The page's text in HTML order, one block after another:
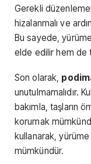
Gerekli
hizalanmalı ve
Bu sayede,
elde edilir hem de
Son olarak,
unutulmamalıdır.
bakımla, taşların
korumak
kullanarak,
mümkündür.